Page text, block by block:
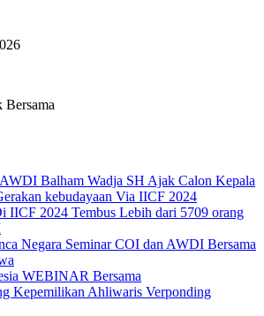
Balham Wadja SH Ajak Calon Kepala
kebudayaan Via IICF 2024
IICF 2024 Tembus Lebih dari 5709 orang
Negara Seminar COI dan AWDI Bersama
WEBINAR Bersama
Kepemilikan Ahliwaris Verponding